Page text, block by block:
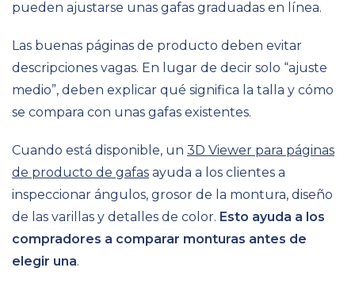
pueden ajustarse unas gafas graduadas en línea.
Las buenas páginas de producto deben evitar
descripciones vagas. En lugar de decir solo “ajuste
medio”, deben explicar qué significa la talla y cómo
se compara con unas gafas existentes.
Cuando está disponible, un 3D Viewer para páginas
de producto de gafas ayuda a los clientes a
inspeccionar ángulos, grosor de la montura, diseño
de las varillas y detalles de color. Esto ayuda a los
compradores a comparar monturas antes de
elegir una.